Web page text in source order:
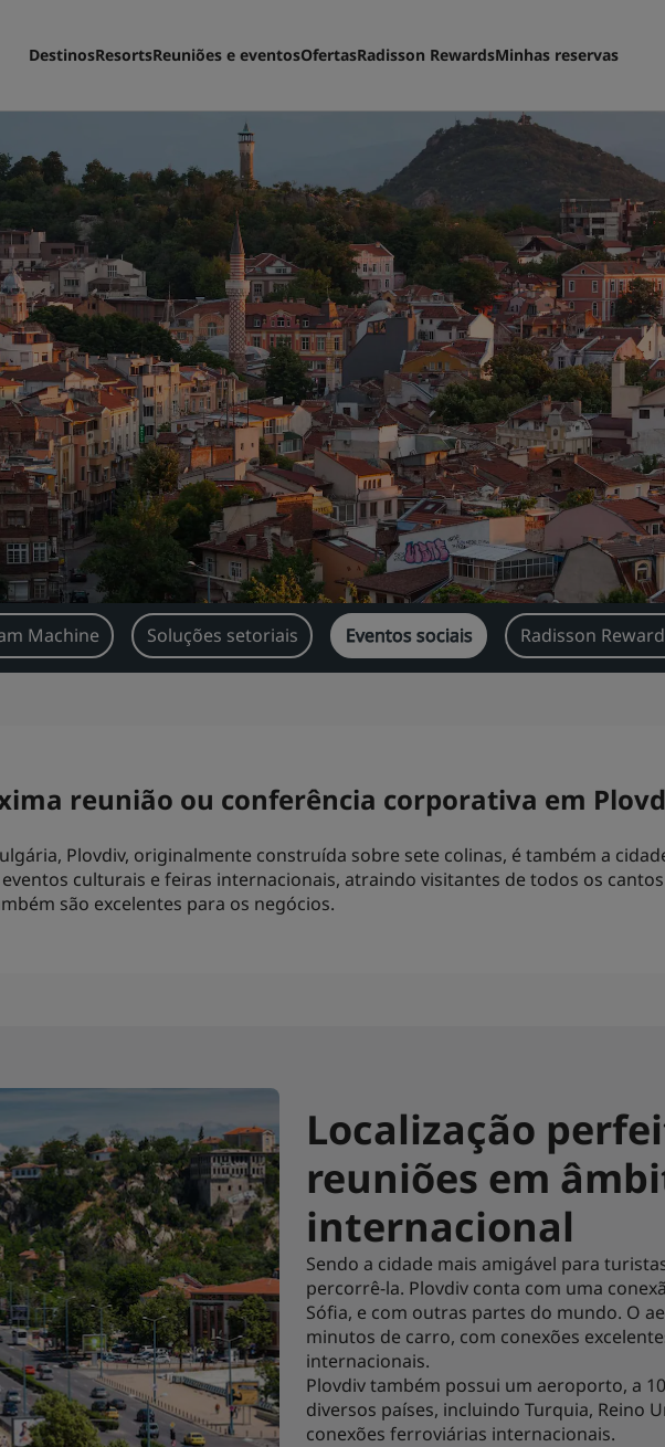
DestinosResortsReuniões e eventosOfertasRadisson RewardsMinhas reservas
Machine Soluções setoriais Eventos sociais Radisson
reunião ou conferência corporativa em
Plovdiv, originalmente construída sobre sete colinas, é também a
eventos culturais e feiras internacionais, atraindo visitantes de todos os
são excelentes para os negócios.
Localização
reuniões em
internacional
Sendo a cidade mais amigável para
percorrê-la. Plovdiv conta com uma
Sófia, e com outras partes do mundo. O
minutos de carro, com conexões
internacionais.
Plovdiv também possui um aeroporto, a
diversos países, incluindo Turquia, Reino
conexões ferroviárias internacionais.